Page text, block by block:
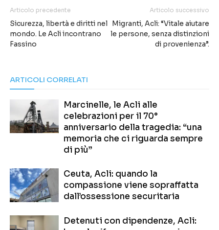
Articolo precedente
Sicurezza, libertà e diritti nel
mondo. Le Acli incontrano
Fassino
Articolo successivo
Migranti, Acli: “Vitale aiutare
le persone, senza distinzioni
di provenienza”.
ARTICOLI CORRELATI
Marcinelle, le Acli alle
celebrazioni per il 70°
anniversario della tragedia: “una
memoria che ci riguarda sempre
di più”
Ceuta, Acli: quando la
compassione viene sopraffatta
dall’ossessione securitaria
Detenuti con dipendenze, Acli: